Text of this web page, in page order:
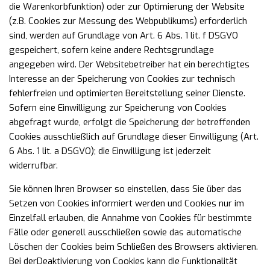
die Warenkorbfunktion) oder zur Optimierung der Website
(z.B. Cookies zur Messung des Webpublikums) erforderlich
sind, werden auf Grundlage von Art. 6 Abs. 1 lit. f DSGVO
gespeichert, sofern keine andere Rechtsgrundlage
angegeben wird. Der Websitebetreiber hat ein berechtigtes
Interesse an der Speicherung von Cookies zur technisch
fehlerfreien und optimierten Bereitstellung seiner Dienste.
Sofern eine Einwilligung zur Speicherung von Cookies
abgefragt wurde, erfolgt die Speicherung der betreffenden
Cookies ausschließlich auf Grundlage dieser Einwilligung (Art.
6 Abs. 1 lit. a DSGVO); die Einwilligung ist jederzeit
widerrufbar.
Sie können Ihren Browser so einstellen, dass Sie über das
Setzen von Cookies informiert werden und Cookies nur im
Einzelfall erlauben, die Annahme von Cookies für bestimmte
Fälle oder generell ausschließen sowie das automatische
Löschen der Cookies beim Schließen des Browsers aktivieren.
Bei derDeaktivierung von Cookies kann die Funktionalität